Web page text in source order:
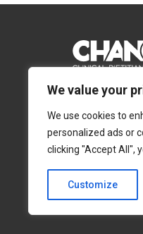
We value your
We use cookies to
personalized ads or
clicking "Accept All",
Customize
Email:
Telephone:
Αγίας Άννας 4,